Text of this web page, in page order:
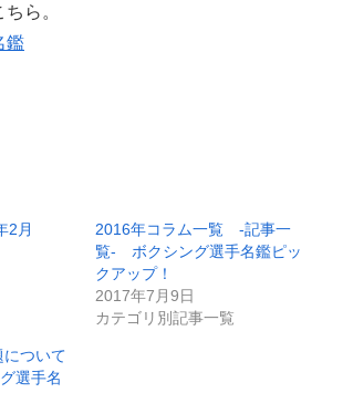
ら。
鑑
2月
2016年コラム一覧 -記事一
覧- ボクシング選手名鑑ピッ
クアップ！
2017年7月9日
カテゴリ別記事一覧
について
選手名